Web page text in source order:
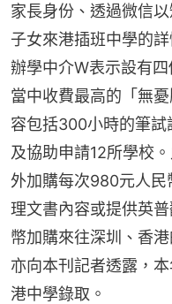
家長身份、透過微信
子女來港插班中學的
辦學中介W表示設有
當中收費最高的「無
容包括300小時的筆試
及協助申請12所學校
外加購每次980元人
理文書內容或提供英
幣加購來往深圳、香
亦向本刊記者透露，
港中學錄取。